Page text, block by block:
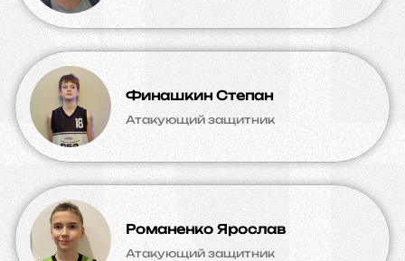
Финашкин Степан
Атакующий защитник
Романенко Ярослав
Атакующий защитник